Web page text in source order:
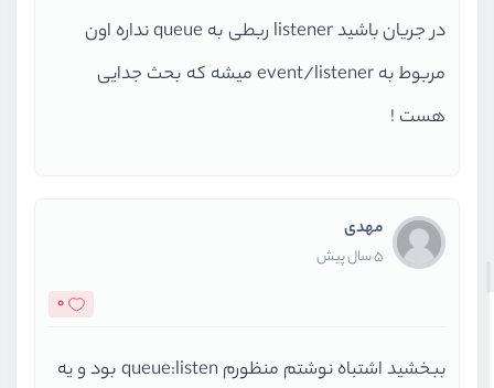
در جریان باشید listener ربطی به queue نداره اون
مربوط به event/listener میشه که بحث جدایی
هست !
مهدی
5 سال پیش
0
ببخشید اشتباه نوشتم منظورم queue:listen بود و یه